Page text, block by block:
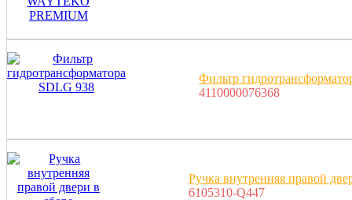
Фильтр
4110000076368
Ручка внутренняя правой
6105310-Q447